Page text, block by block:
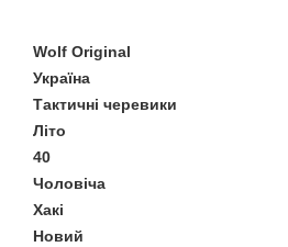
Wolf Original
Україна
Тактичні черевики
Літо
40
Чоловіча
Хакі
Новий